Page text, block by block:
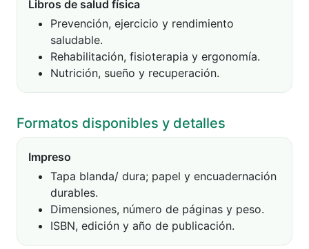
Libros de salud física
Prevención, ejercicio y rendimiento
saludable.
Rehabilitación, fisioterapia y ergonomía.
Nutrición, sueño y recuperación.
Formatos disponibles y detalles
Impreso
Tapa blanda/ dura; papel y encuadernación
durables.
Dimensiones, número de páginas y peso.
ISBN, edición y año de publicación.